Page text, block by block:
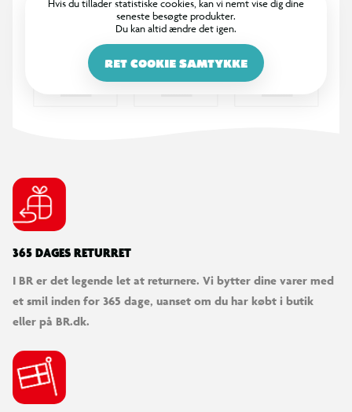
Hvis du tillader statistiske cookies, kan vi nemt vise dig dine
seneste besøgte produkter.
Du kan altid ændre det igen.
RET COOKIE SAMTYKKE
365 DAGES RETURRET
I BR er det legende let at returnere. Vi bytter dine varer med
et smil inden for 365 dage, uanset om du har købt i butik
eller på BR.dk.